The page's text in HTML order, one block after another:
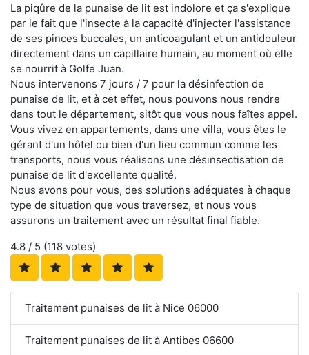
La piqûre de la punaise de lit est indolore et ça s'explique
par le fait que l'insecte à la capacité d'injecter l'assistance
de ses pinces buccales, un anticoagulant et un antidouleur
directement dans un capillaire humain, au moment où elle
se nourrit à Golfe Juan.
Nous intervenons 7 jours / 7 pour la désinfection de
punaise de lit, et à cet effet, nous pouvons nous rendre
dans tout le département, sitôt que vous nous faîtes appel.
Vous vivez en appartements, dans une villa, vous êtes le
gérant d'un hôtel ou bien d'un lieu commun comme les
transports, nous vous réalisons une désinsectisation de
punaise de lit d'excellente qualité.
Nous avons pour vous, des solutions adéquates à chaque
type de situation que vous traversez, et nous vous
assurons un traitement avec un résultat final fiable.
4.8 / 5 (118 votes)
Traitement punaises de lit à Nice 06000
Traitement punaises de lit à Antibes 06600